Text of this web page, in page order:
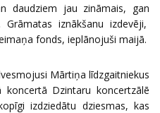
daudziem jau zināmais, gan
iznākšanu izdevēji,
fonds, ieplānojuši maijā.
Mārtiņa līdzgaitniekus
Dzintaru koncertzālē
izdziedātu dziesmas, kas